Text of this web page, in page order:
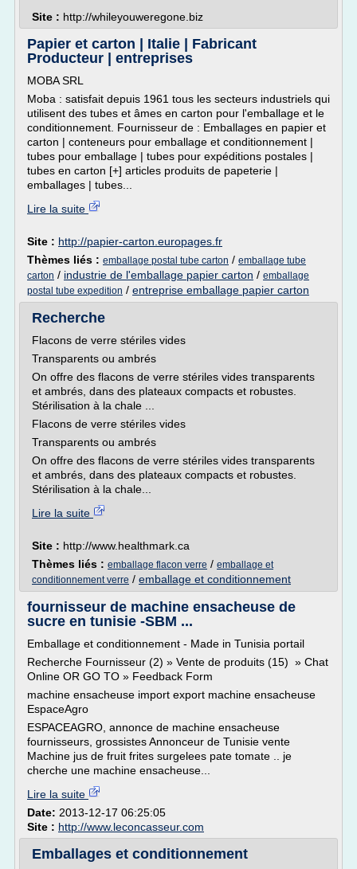
Site : http://whileyouweregone.biz
Papier et carton | Italie | Fabricant
Producteur | entreprises
MOBA SRL
Moba : satisfait depuis 1961 tous les secteurs industriels qui
utilisent des tubes et âmes en carton pour l'emballage et le
conditionnement. Fournisseur de : Emballages en papier et
carton | conteneurs pour emballage et conditionnement |
tubes pour emballage | tubes pour expéditions postales |
tubes en carton [+] articles produits de papeterie |
emballages | tubes...
Lire la suite
Site : http://papier-carton.europages.fr
Thèmes liés : emballage postal tube carton / emballage tube
carton / industrie de l'emballage papier carton / emballage
postal tube expedition / entreprise emballage papier carton
Recherche
Flacons de verre stériles vides
Transparents ou ambrés
On offre des flacons de verre stériles vides transparents
et ambrés, dans des plateaux compacts et robustes.
Stérilisation à la chale ...
Flacons de verre stériles vides
Transparents ou ambrés
On offre des flacons de verre stériles vides transparents
et ambrés, dans des plateaux compacts et robustes.
Stérilisation à la chale...
Lire la suite
Site : http://www.healthmark.ca
Thèmes liés : emballage flacon verre / emballage et
conditionnement verre / emballage et conditionnement
fournisseur de machine ensacheuse de
sucre en tunisie -SBM ...
Emballage et conditionnement - Made in Tunisia portail
Recherche Fournisseur (2) » Vente de produits (15) » Chat
Online OR GO TO » Feedback Form
machine ensacheuse import export machine ensacheuse
EspaceAgro
ESPACEAGRO, annonce de machine ensacheuse
fournisseurs, grossistes Annonceur de Tunisie vente
Machine jus de fruit frites surgelees pate tomate .. je
cherche une machine ensacheuse...
Lire la suite
Date: 2013-12-17 06:25:05
Site : http://www.leconcasseur.com
Emballages et conditionnement